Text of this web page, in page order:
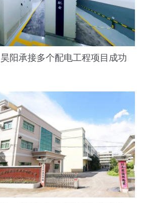
昊阳承接多个配电工程项目成功